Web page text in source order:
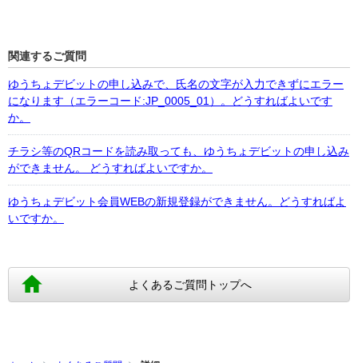
関連するご質問
ゆうちょデビットの申し込みで、氏名の文字が入力できずにエラー
になります（エラーコード:JP_0005_01）。どうすればよいです
か。
チラシ等のQRコードを読み取っても、ゆうちょデビットの申し込み
ができません。 どうすればよいですか。
ゆうちょデビット会員WEBの新規登録ができません。どうすればよ
いですか。
よくあるご質問トップへ